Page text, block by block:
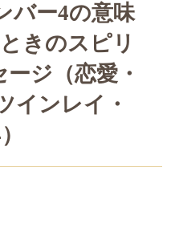
バー4の意味
きのスピリ
ジ（恋愛・
インレイ・